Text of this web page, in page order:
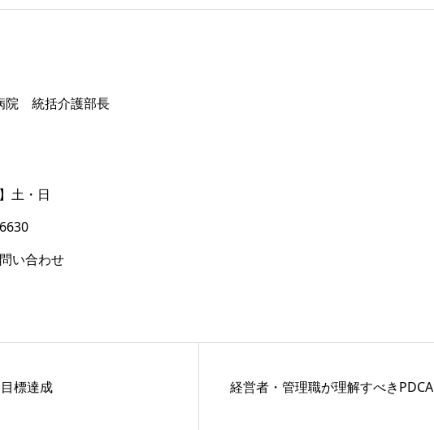
院 統括介護部長
土・日
い合わせ
標達成 経営者・管理職が理解すべきPDCA